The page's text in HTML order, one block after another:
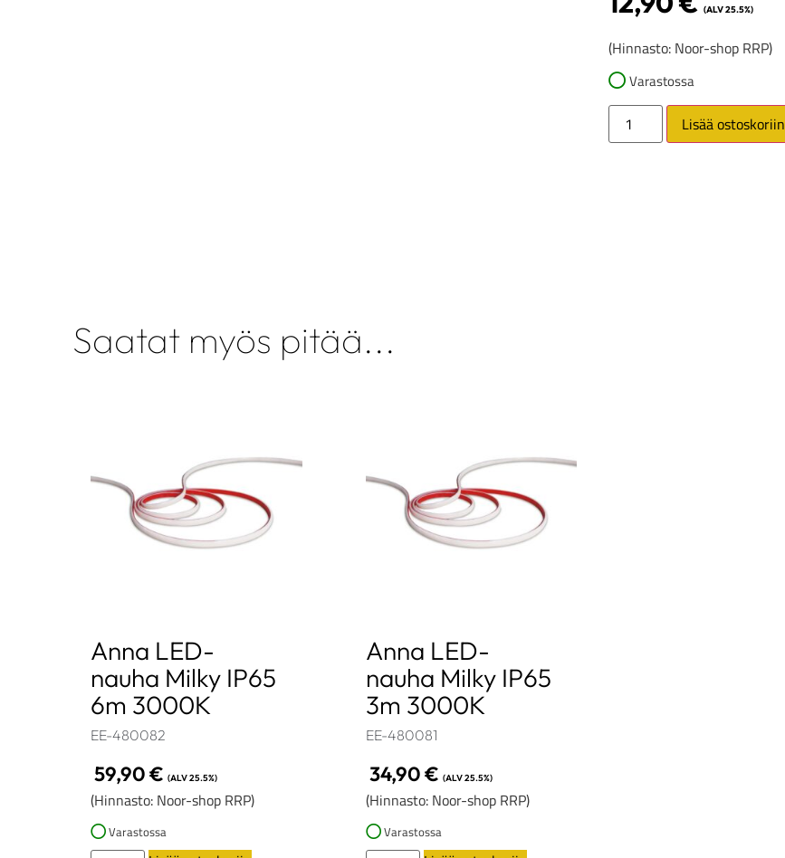
(ALV 25.5%)
(Hinnasto: Noor-shop RRP)
Varastossa
Lisää ostoskoriin
Saatat myös pitää...
Anna LED-
nauha Milky IP65
6m 3000K​​​
EE-480082
59,90€ (ALV 25.5%)
(Hinnasto: Noor-shop RRP)
Varastossa
Anna LED-
nauha Milky IP65
3m 3000K​​​
EE-480081
34,90€ (ALV 25.5%)
(Hinnasto: Noor-shop RRP)
Varastossa